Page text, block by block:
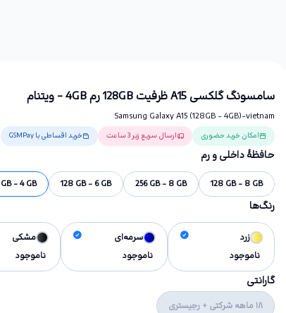
سامسونگ گلکسی A15 ظرفیت 128GB رم 4GB - ویتنام
Samsung Galaxy A15 (128GB - 4GB)-vietnam
امکان خرید حضوری ارسال سریع زیر 3 ساعت خرید اقساطی با GSMPay
حافظهٔ داخلی و رم
128 GB - 8 GB
256 GB - 8 GB
128 GB - 6 GB
- 4 GB
رنگ‌ها
زرد
ناموجود
سرمه‌ای
ناموجود
مشکی
ناموجود
گارانتی
18 ماهه شرکتی + رجیستری